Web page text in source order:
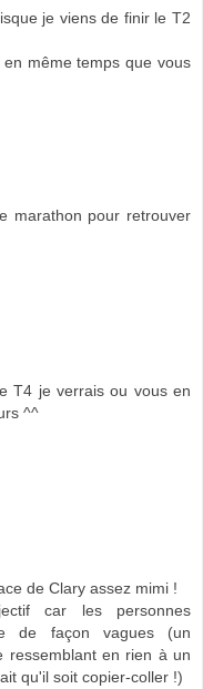
je viens de finir le T2
même temps que vous
marathon pour retrouver
T4 je verrais ou vous en
^^
de Clary assez mimi !
car les personnes
de façon vagues (un
ressemblant en rien à un
qu'il soit copier-coller !)